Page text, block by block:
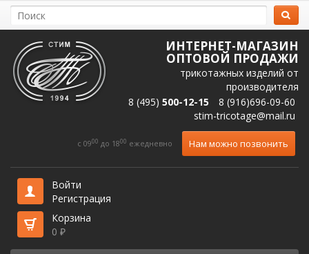
ИНТЕРНЕТ-МАГАЗИН
ОПТОВОЙ ПРОДАЖИ
трикотажных изделий от
производителя
8 (495) 500-12-15
8 (916)696-09-60
stim-tricotage@mail.ru
c 0900 до 1800 ежедневно Нам можно позвонить
Войти
Регистрация
Корзина
0 ₽